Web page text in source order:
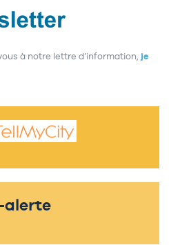
à notre lettre d’information, je
alerte